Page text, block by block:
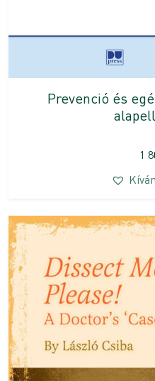
Prevenció és
1